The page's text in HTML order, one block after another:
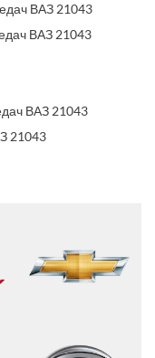
ВАЗ 21043
ВАЗ 21043
ВАЗ 21043
21043